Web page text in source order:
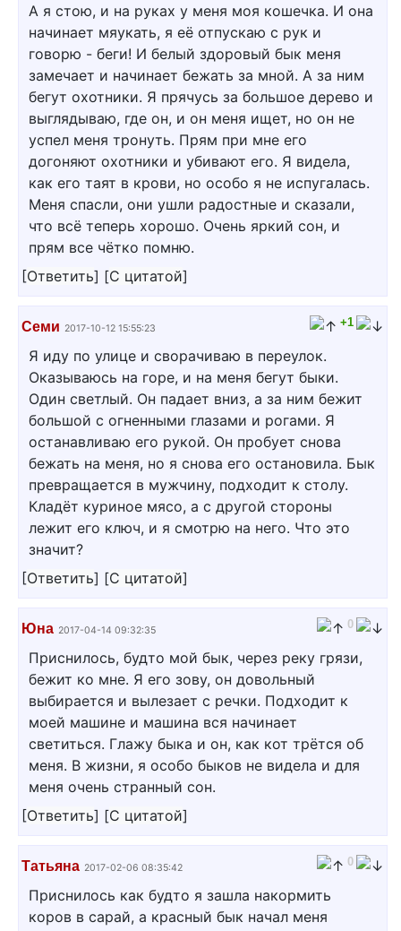
А я стою, и на руках у меня моя кошечка. И она
начинает мяукать, я её отпускаю с рук и
говорю - беги! И белый здоровый бык меня
замечает и начинает бежать за мной. А за ним
бегут охотники. Я прячусь за большое дерево и
выглядываю, где он, и он меня ищет, но он не
успел меня тронуть. Прям при мне его
догоняют охотники и убивают его. Я видела,
как его таят в крови, но особо я не испугалась.
Меня спасли, они ушли радостные и сказали,
что всё теперь хорошо. Очень яркий сон, и
прям все чётко помню.
[Ответить] [С цитатой]
Семи 2017-10-12 15:55:23 +1
Я иду по улице и сворачиваю в переулок.
Оказываюсь на горе, и на меня бегут быки.
Один светлый. Он падает вниз, а за ним бежит
большой с огненными глазами и рогами. Я
останавливаю его рукой. Он пробует снова
бежать на меня, но я снова его остановила. Бык
превращается в мужчину, подходит к столу.
Кладёт куриное мясо, а с другой стороны
лежит его ключ, и я смотрю на него. Что это
значит?
[Ответить] [С цитатой]
Юна 2017-04-14 09:32:35 0
Приснилось, будто мой бык, через реку грязи,
бежит ко мне. Я его зову, он довольный
выбирается и вылезает с речки. Подходит к
моей машине и машина вся начинает
светиться. Глажу быка и он, как кот трётся об
меня. В жизни, я особо быков не видела и для
меня очень странный сон.
[Ответить] [С цитатой]
Татьяна 2017-02-06 08:35:42 0
Приснилось как будто я зашла накормить
коров в сарай, а красный бык начал меня